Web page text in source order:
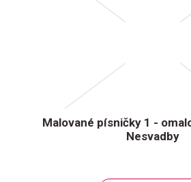
Malované písničky 1 -
Nesvadby